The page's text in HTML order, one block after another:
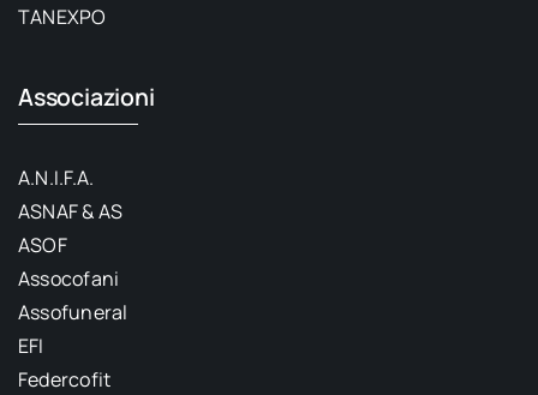
TANEXPO
Associazioni
A.N.I.F.A.
ASNAF & AS
ASOF
Assocofani
Assofuneral
EFI
Federcofit